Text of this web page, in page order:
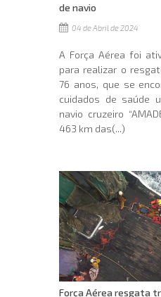
de navio
04 de Abril de 2024
A Força Aérea foi
para realizar o
76 anos, que se
cuidados de saúde
navio cruzeiro
463 km das(...)
Força Aérea resgata